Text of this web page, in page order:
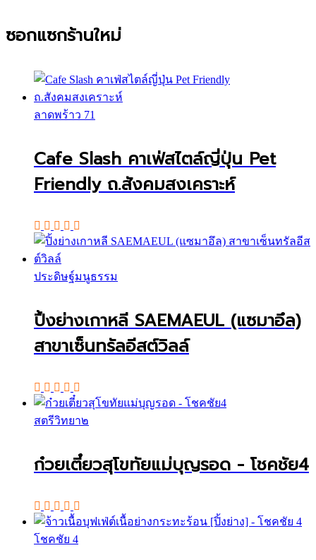
ซอกแซกร้านใหม่
ลาดพร้าว 71
Cafe Slash คาเฟ่สไตล์ญี่ปุ่น Pet
Friendly ถ.สังคมสงเคราะห์
ประดิษฐ์มนูธรรม
ปิ้งย่างเกาหลี SAEMAEUL (แซมาอึล)
สาขาเซ็นทรัลอีสต์วิลล์
สตรีวิทยา๒
ก๋วยเตี๋ยวสุโขทัยแม่บุญรอด - โชคชัย4
โชคชัย 4